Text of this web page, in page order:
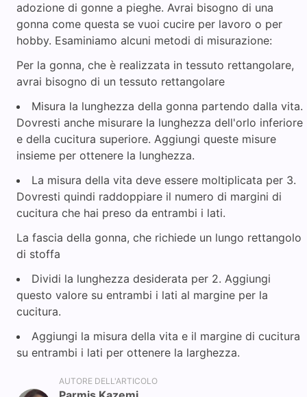
adozione di gonne a pieghe. Avrai bisogno di una
gonna come questa se vuoi cucire per lavoro o per
hobby. Esaminiamo alcuni metodi di misurazione:
Per la gonna, che è realizzata in tessuto rettangolare,
avrai bisogno di un tessuto rettangolare
Misura la lunghezza della gonna partendo dalla vita.
Dovresti anche misurare la lunghezza dell'orlo inferiore
e della cucitura superiore. Aggiungi queste misure
insieme per ottenere la lunghezza.
La misura della vita deve essere moltiplicata per 3.
Dovresti quindi raddoppiare il numero di margini di
cucitura che hai preso da entrambi i lati.
La fascia della gonna, che richiede un lungo rettangolo
di stoffa
Dividi la lunghezza desiderata per 2. Aggiungi
questo valore su entrambi i lati al margine per la
cucitura.
Aggiungi la misura della vita e il margine di cucitura
su entrambi i lati per ottenere la larghezza.
AUTORE DELL'ARTICOLO